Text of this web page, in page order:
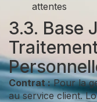
attentes
3.3. Base
Contrat :Pour la
au service client.